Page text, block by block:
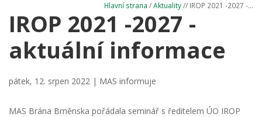
Hlavní strana /Aktuality// IROP 2021 -2027 -...
IROP 2021 -2027 -
aktuální informace
pátek, 12. srpen 2022 | MAS informuje
MAS Brána Brněnska pořádala seminář s ředitelem ÚO IROP